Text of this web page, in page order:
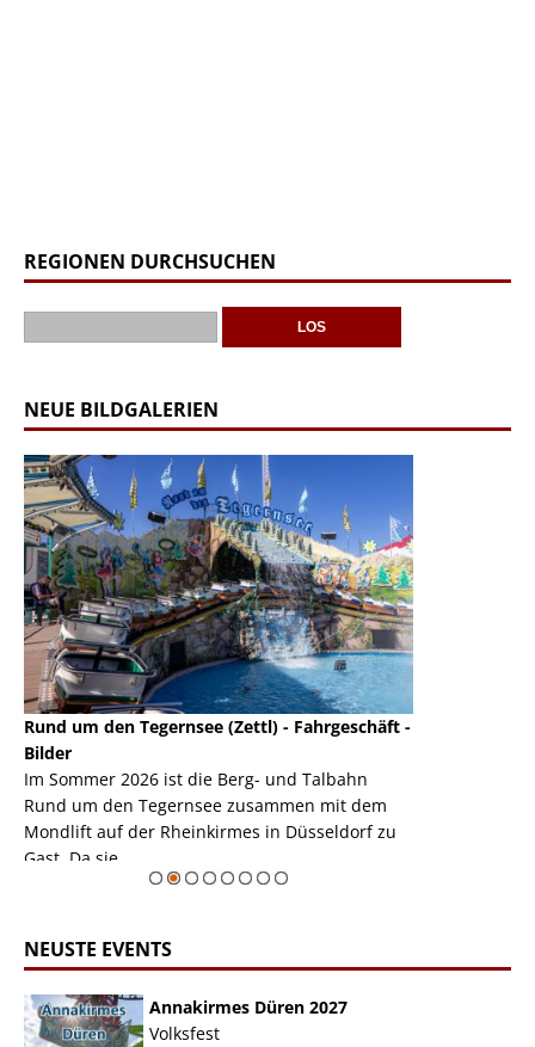
REGIONEN DURCHSUCHEN
NEUE BILDGALERIEN
Rund um den Tegernsee (Zettl) - Fahrgeschäft -
Bilder
Im Sommer 2026 ist die Berg- und Talbahn
Rund um den Tegernsee zusammen mit dem
Mondlift auf der Rheinkirmes in Düsseldorf zu
Gast. Da sie ...
NEUSTE EVENTS
Annakirmes Düren 2027
Volksfest